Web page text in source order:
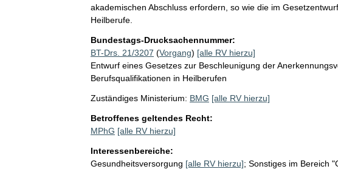
akademischen Abschluss erfordern, so wie die im
Heilberufe.
Bundestags-Drucksachennummer:
BT-Drs. 21/3207 (Vorgang) [alle RV hierzu]
Entwurf eines Gesetzes zur Beschleunigung der
Berufsqualifikationen in Heilberufen
Zuständiges Ministerium: BMG [alle RV hierzu]
Betroffenes geltendes Recht:
MPhG [alle RV hierzu]
Interessenbereiche:
Gesundheitsversorgung [alle RV hierzu]; Sonstiges im Bereich